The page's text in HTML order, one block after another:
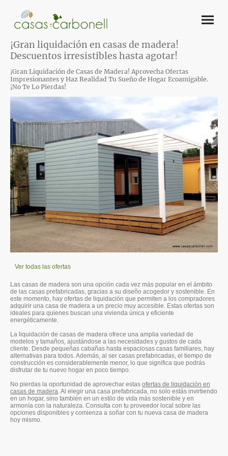
¡Gran liquidación en casas de madera!
Descuentos irresistibles hasta agotar!
¡Gran Liquidación de Casas de Madera! Aprovecha Ofertas
Impresionantes y Haz Realidad Tu Sueño de Hogar Ecoamigable.
¡No Te Lo Pierdas!
Las casas de madera son una opción cada vez más popular en el ámbito
de las casas prefabricadas, gracias a su diseño acogedor y sostenible. En
este momento, hay ofertas de liquidación que permiten a los compradores
adquirir una casa de madera a un precio muy accesible. Estas ofertas son
ideales para quienes buscan una vivienda única y eficiente
energéticamente.
La liquidación de casas de madera ofrece una amplia variedad de
modelos y tamaños, ajustándose a las necesidades y gustos de cada
cliente. Desde pequeñas cabañas hasta espaciosas casas familiares, hay
alternativas para todos. Además, al ser casas prefabricadas, el tiempo de
construcción es considerablemente menor, lo que significa que podrás
disfrutar de tu nuevo hogar en poco tiempo.
No pierdas la oportunidad de aprovechar estas ofertas de liquidación en
casas de madera . Al elegir una casa prefabricada, no solo estás invirtiendo
en un hogar, sino también en un estilo de vida más sostenible y en
armonía con la naturaleza. Consulta con tu proveedor local sobre las
opciones disponibles y comienza a soñar con tu nueva casa de madera
hoy mismo.
Ver todas las ofertas